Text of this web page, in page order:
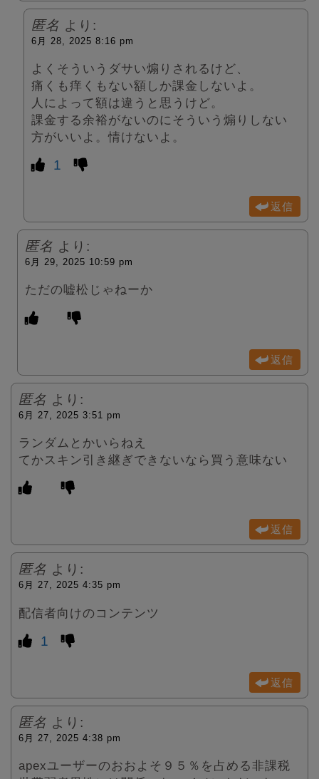
匿名 より:
6月 28, 2025 8:16 pm
よくそういうダサい煽りされるけど、
痛くも痒くもない額しか課金しないよ。
人によって額は違うと思うけど。
課金する余裕がないのにそういう煽りしない
方がいいよ。情けないよ。
1
返信
匿名 より:
6月 29, 2025 10:59 pm
ただの嘘松じゃねーか
返信
匿名 より:
6月 27, 2025 3:51 pm
ランダムとかいらねえ
てかスキン引き継ぎできないなら買う意味ない
返信
匿名 より:
6月 27, 2025 4:35 pm
配信者向けのコンテンツ
1
返信
匿名 より:
6月 27, 2025 4:38 pm
apexユーザーのおおよそ９５％を占める非課税